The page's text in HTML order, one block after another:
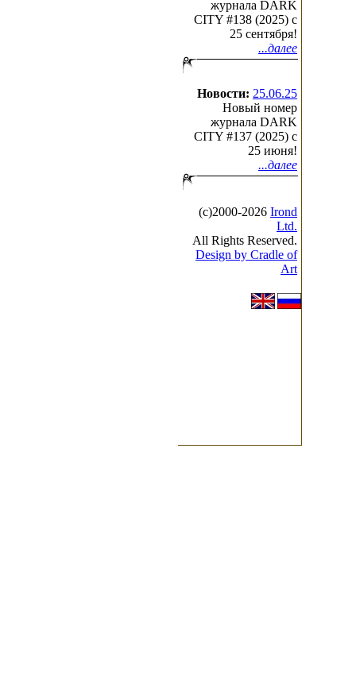
журнала DARK
CITY #138 (2025) c
25 сентября!
...далее
Новости: 25.06.25
Новый номер
журнала DARK
CITY #137 (2025) c
25 июня!
...далее
(с)2000-2026 Irond
Ltd.
All Rights Reserved.
Design by Cradle of
Art